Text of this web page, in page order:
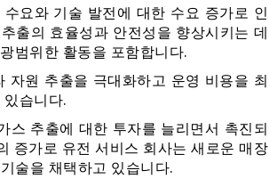
요와 기술 발전에 대한 수요 증가로 인
출의 효율성과 안전성을 향상시키는 데
범위한 활동을 포함합니다.
자원 추출을 극대화하고 운영 비용을 최
습니다.
스 추출에 대한 투자를 늘리면서 촉진되
증가로 유전 서비스 회사는 새로운 매장
술을 채택하고 있습니다.